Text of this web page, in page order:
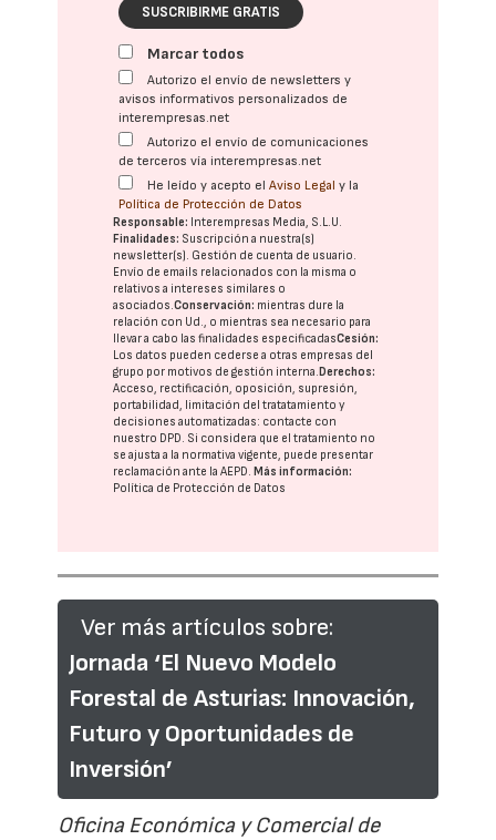
SUSCRIBIRME GRATIS
Marcar todos
Autorizo el envío de newsletters y
avisos informativos personalizados de
interempresas.net
Autorizo el envío de comunicaciones
de terceros vía interempresas.net
He leído y acepto elAviso Legal y la
Política de Protección de Datos
Responsable: Interempresas Media, S.L.U.
Finalidades: Suscripción a nuestra(s)
newsletter(s). Gestión de cuenta de usuario.
Envío de emails relacionados con la misma o
relativos a intereses similares o
asociados.Conservación: mientras dure la
relación con Ud., o mientras sea necesario para
llevar a cabo las finalidades especificadasCesión:
Los datos pueden cederse a otras empresas del
grupo por motivos de gestión interna.Derechos:
Acceso, rectificación, oposición, supresión,
portabilidad, limitación del tratatamiento y
decisiones automatizadas: contacte con
nuestro DPD . Si considera que el tratamiento no
se ajusta a la normativa vigente, puede presentar
reclamación ante laAEPD .Más información:
Política de Protección de Datos
Ver más artículos sobre:
Jornada ‘El Nuevo Modelo
Forestal de Asturias: Innovación,
Futuro y Oportunidades de
Inversión’
Oficina Económica y Comercial de